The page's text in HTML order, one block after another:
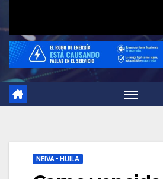
NEIVA - HUILA